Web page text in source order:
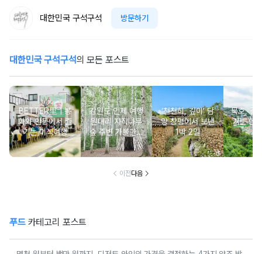
대한민국 구석구석 방문하기
대한민국 구석구석의 모든 포스트
BETTER里ㅣ봉
화와 안동에서 즐
기는 미식여행
강원도 인제 여행
원대리 자작나무
숲 주변 가볼만한
곳 추천 :: 인제 자
작나무 숲, 자작나
인환문학관, 책방
‘천천히, 깊이’ 담
양 창평에서 보낸
1박 2일
묵호, 걸
기는 항
여
이전다음
푸드카테고리 포스트